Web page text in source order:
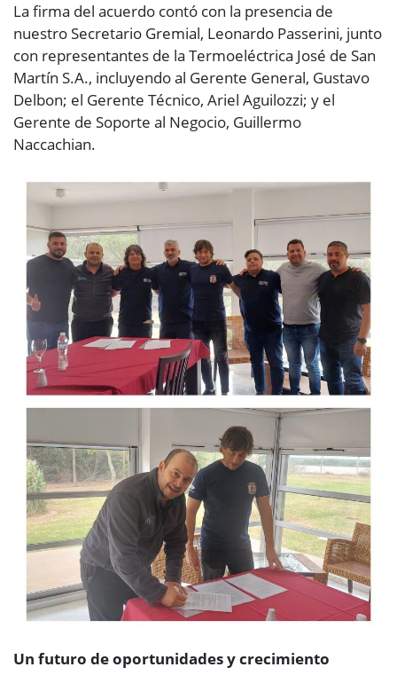
La firma del acuerdo contó con la presencia de
nuestro Secretario Gremial, Leonardo Passerini, junto
con representantes de la Termoeléctrica José de San
Martín S.A., incluyendo al Gerente General, Gustavo
Delbon; el Gerente Técnico, Ariel Aguilozzi; y el
Gerente de Soporte al Negocio, Guillermo
Naccachian.
Un futuro de oportunidades y crecimiento